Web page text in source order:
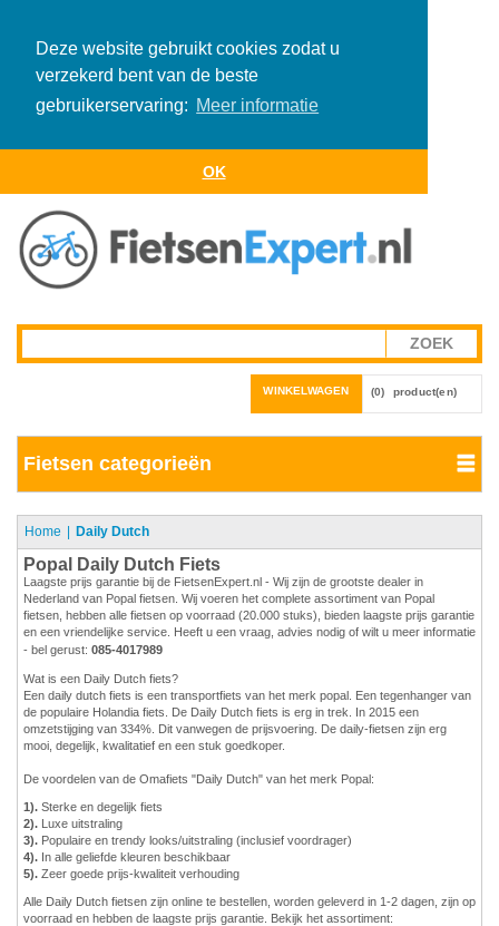
Deze website gebruikt cookies zodat u
verzekerd bent van de beste
gebruikerservaring: Meer informatie
OK
WINKELWAGEN (0) product(en)
Fietsen categorieën
Home Daily Dutch
Popal Daily Dutch Fiets
Laagste prijs garantie bij de FietsenExpert.nl - Wij zijn de grootste dealer in
Nederland van Popal fietsen. Wij voeren het complete assortiment van Popal
fietsen, hebben alle fietsen op voorraad (20.000 stuks), bieden laagste prijs garantie
en een vriendelijke service. Heeft u een vraag, advies nodig of wilt u meer informatie
- bel gerust: 085-4017989
Wat is een Daily Dutch fiets?
Een daily dutch fiets is een transportfiets van het merk popal. Een tegenhanger van
de populaire Holandia fiets. De Daily Dutch fiets is erg in trek. In 2015 een
omzetstijging van 334%. Dit vanwegen de prijsvoering. De daily-fietsen zijn erg
mooi, degelijk, kwalitatief en een stuk goedkoper.
De voordelen van de Omafiets "Daily Dutch" van het merk Popal:
1). Sterke en degelijk fiets
2). Luxe uitstraling
3). Populaire en trendy looks/uitstraling (inclusief voordrager)
4). In alle geliefde kleuren beschikbaar
5). Zeer goede prijs-kwaliteit verhouding
Alle Daily Dutch fietsen zijn online te bestellen, worden geleverd in 1-2 dagen, zijn op
voorraad en hebben de laagste prijs garantie. Bekijk het assortiment: